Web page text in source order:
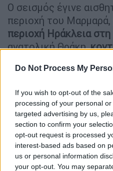
Do Not Process My
If you wish to opt-out of the
processing of your personal
targeted advertising by us,
section to confirm your
opt-out request is processed
interest-based ads based on
us or personal information
your opt-out. You may
Ο σεισμός έγινε
περιοχή του Μαρμαρά,
περιοχή Ηράκλεια
ανατολική Θράκη,
υπάρχουν
σεισμό μεγέθους 5,0
στα ανοικτά των
Ραιδεστό, στη
2:55 μ.μ. Οι έρευνες
βρίσκονται σε